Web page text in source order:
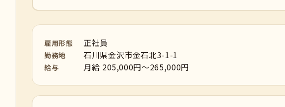
雇用形態 正社員
勤務地 石川県金沢市金石北3-1-1
給与 月給 205,000円～265,000円